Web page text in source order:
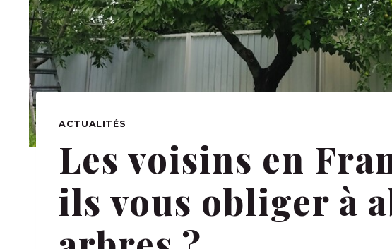
ACTUALITÉS
Les voisins en
ils vous obliger à